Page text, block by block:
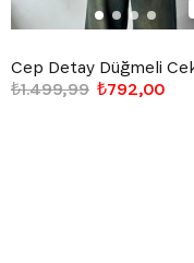
₺792,00
₺1.499,99